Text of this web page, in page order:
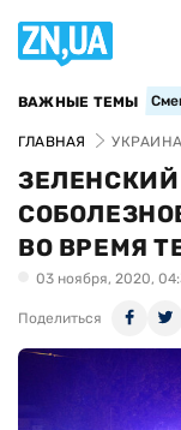
ВАЖНЫЕ ТЕМЫ
ГЛАВНАЯ УКРАИНА
ВО ВРЕМЯ
03 ноября, 2020,
Поделиться